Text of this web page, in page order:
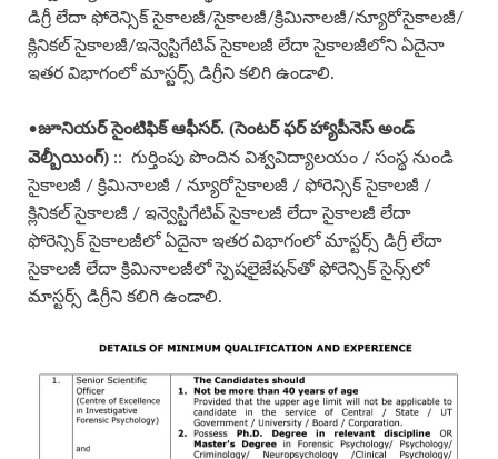
డిగ్రీ లేదా ఫోరెన్సిక్ సైకాలజీ/సైకాలజీ/క్రిమినాలజీ/న్యూరోసైకాలజీ/
క్లినికల్ సైకాలజీ/ఇన్వెస్టిగేటివ్ సైకాలజీ లేదా సైకాలజీలోని ఏదైనా
ఇతర విభాగంలో మాస్టర్స్ డిగ్రీని కలిగి ఉండాలి.
•జూనియర్ సైంటిఫిక్ ఆఫీసర్. (సెంటర్ ఫర్ హ్యాపీనెస్ అండ్
వెల్బీయింగ్) :: గుర్తింపు పొందిన విశ్వవిద్యాలయం / సంస్థ నుండి
సైకాలజీ / క్రిమినాలజీ / న్యూరోసైకాలజీ / ఫోరెన్సిక్ సైకాలజీ /
క్లినికల్ సైకాలజీ / ఇన్వెస్టిగేటివ్ సైకాలజీ లేదా సైకాలజీ లేదా
ఫోరెన్సిక్ సైకాలజీలో ఏదైనా ఇతర విభాగంలో మాస్టర్స్ డిగ్రీ లేదా
సైకాలజీ లేదా క్రిమినాలజీలో స్పెషలైజేషన్‌తో ఫోరెన్సిక్ సైన్స్‌లో
మాస్టర్స్ డిగ్రీని కలిగి ఉండాలి.